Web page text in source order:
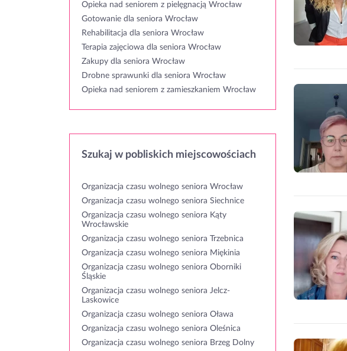
Opieka nad seniorem z pielęgnacją Wrocław
Gotowanie dla seniora Wrocław
Rehabilitacja dla seniora Wrocław
Terapia zajęciowa dla seniora Wrocław
Zakupy dla seniora Wrocław
Drobne sprawunki dla seniora Wrocław
Opieka nad seniorem z zamieszkaniem Wrocław
Szukaj w pobliskich miejscowościach
Organizacja czasu wolnego seniora Wrocław
Organizacja czasu wolnego seniora Siechnice
Organizacja czasu wolnego seniora Kąty
Wrocławskie
Organizacja czasu wolnego seniora Trzebnica
Organizacja czasu wolnego seniora Miękinia
Organizacja czasu wolnego seniora Oborniki
Śląskie
Organizacja czasu wolnego seniora Jelcz-
Laskowice
Organizacja czasu wolnego seniora Oława
Organizacja czasu wolnego seniora Oleśnica
Organizacja czasu wolnego seniora Brzeg Dolny